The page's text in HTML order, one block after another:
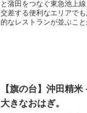
と蒲田をつなぐ東急池上
交差する便利なエリアで
的なレストランが並ぶこと
【旗の台】沖田精
大きなおはぎ。